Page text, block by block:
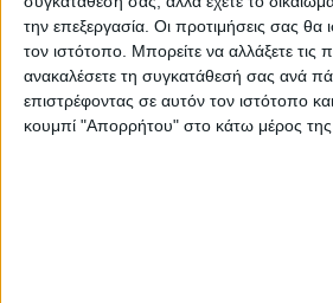
την επεξεργασία. Οι προτιμήσεις σας θα
τον ιστότοπο. Μπορείτε να αλλάξετε τις
ανακαλέσετε τη συγκατάθεσή σας ανά
επιστρέφοντας σε αυτόν τον ιστότοπο
κουμπί "Απορρήτου" στο κάτω μέρος της
επιστραφεί η 13η